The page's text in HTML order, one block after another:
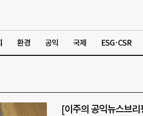
환경 공익 국제 ESG·CSR
[이주의 공익뉴스브